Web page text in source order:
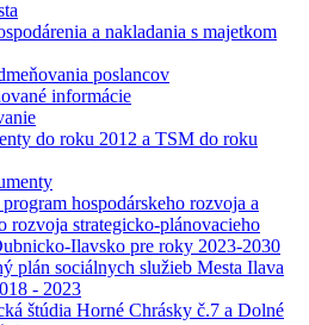
a nakladania s majetkom
poslancov
informácie
do roku 2012 a TSM do roku
hospodárskeho rozvoja a
rozvoja strategicko-plánovacieho
Ilavsko pre roky 2023-2030
plán sociálnych služieb Mesta Ilava
- 2023
štúdia Horné Chrásky č.7 a Dolné